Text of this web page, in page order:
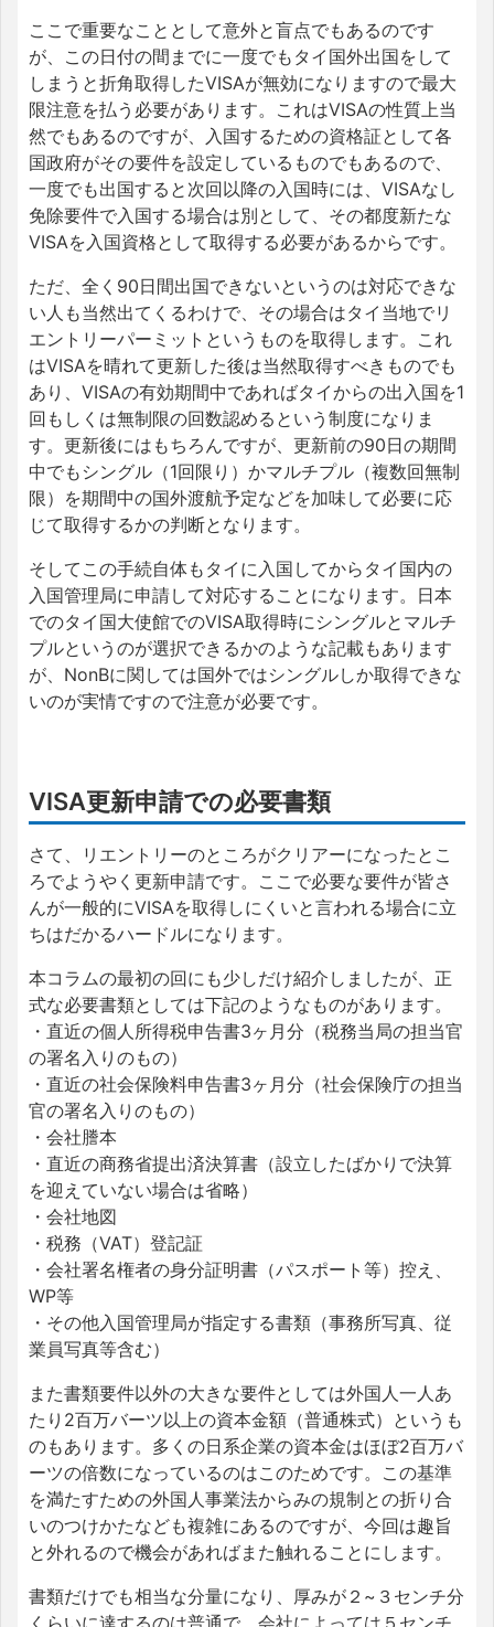
ここで重要なこととして意外と盲点でもあるのです
が、この日付の間までに一度でもタイ国外出国をして
しまうと折角取得したVISAが無効になりますので最大
限注意を払う必要があります。これはVISAの性質上当
然でもあるのですが、入国するための資格証として各
国政府がその要件を設定しているものでもあるので、
一度でも出国すると次回以降の入国時には、VISAなし
免除要件で入国する場合は別として、その都度新たな
VISAを入国資格として取得する必要があるからです。
ただ、全く90日間出国できないというのは対応できな
い人も当然出てくるわけで、その場合はタイ当地でリ
エントリーパーミットというものを取得します。これ
はVISAを晴れて更新した後は当然取得すべきものでも
あり、VISAの有効期間中であればタイからの出入国を1
回もしくは無制限の回数認めるという制度になりま
す。更新後にはもちろんですが、更新前の90日の期間
中でもシングル（1回限り）かマルチプル（複数回無制
限）を期間中の国外渡航予定などを加味して必要に応
じて取得するかの判断となります。
そしてこの手続自体もタイに入国してからタイ国内の
入国管理局に申請して対応することになります。日本
でのタイ国大使館でのVISA取得時にシングルとマルチ
プルというのが選択できるかのような記載もあります
が、NonBに関しては国外ではシングルしか取得できな
いのが実情ですので注意が必要です。
VISA更新申請での必要書類
さて、リエントリーのところがクリアーになったとこ
ろでようやく更新申請です。ここで必要な要件が皆さ
んが一般的にVISAを取得しにくいと言われる場合に立
ちはだかるハードルになります。
本コラムの最初の回にも少しだけ紹介しましたが、正
式な必要書類としては下記のようなものがあります。
・直近の個人所得税申告書3ヶ月分（税務当局の担当官
の署名入りのもの）
・直近の社会保険料申告書3ヶ月分（社会保険庁の担当
官の署名入りのもの）
・会社謄本
・直近の商務省提出済決算書（設立したばかりで決算
を迎えていない場合は省略）
・会社地図
・税務（VAT）登記証
・会社署名権者の身分証明書（パスポート等）控え、
WP等
・その他入国管理局が指定する書類（事務所写真、従
業員写真等含む）
また書類要件以外の大きな要件としては外国人一人あ
たり2百万バーツ以上の資本金額（普通株式）というも
のもあります。多くの日系企業の資本金はほぼ2百万バ
ーツの倍数になっているのはこのためです。この基準
を満たすための外国人事業法からみの規制との折り合
いのつけかたなども複雑にあるのですが、今回は趣旨
と外れるので機会があればまた触れることにします。
書類だけでも相当な分量になり、厚みが２~３センチ分
くらいに達するのは普通で、会社によっては５センチ